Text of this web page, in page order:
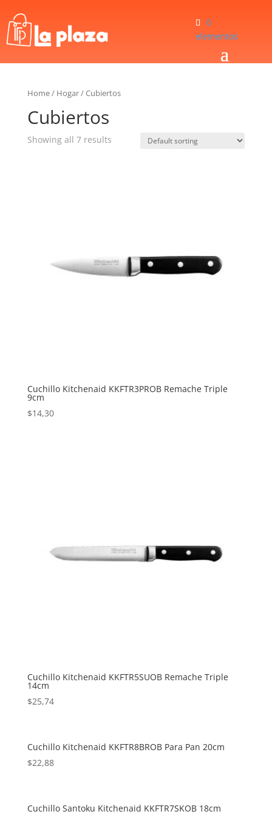
0
elementos
Home/ Hogar/Cubiertos
Cubiertos
Showing all 7 results
Cuchillo Kitchenaid KKFTR3PROB Remache Triple
9cm
$14,30
Cuchillo Kitchenaid KKFTR5SUOB Remache Triple
14cm
$25,74
Cuchillo Kitchenaid KKFTR8BROB Para Pan 20cm
$22,88
Cuchillo Santoku Kitchenaid KKFTR7SKOB 18cm